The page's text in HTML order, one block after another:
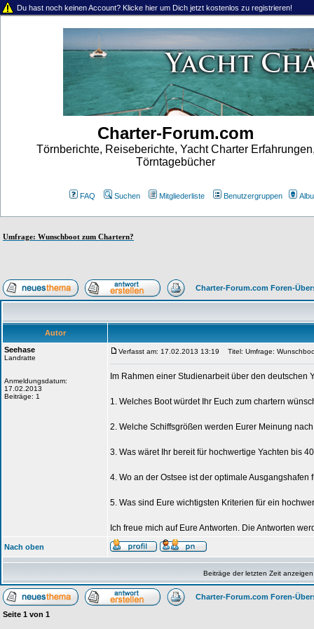
Du hast noch keinen Account? Klicke hier um Dich jetzt kostenlos zu registrieren!
Charter-Forum.com
Törnberichte, Reiseberichte, Yacht Charter
Törntagebücher
FAQ Suchen Mitgliederliste Benutzergruppen
Umfrage: Wunschboot zum Chartern?
Charter-Forum.com Foren-
Autor
Seehase
Landratte
Anmeldungsdatum:
17.02.2013
Beiträge: 1
Verfasst am: 17.02.2013 13:19 Titel: Umfrage:
Im Rahmen einer Studienarbeit über den deutschen
1. Welches Boot würdet Ihr Euch zum chartern
2. Welche Schiffsgrößen werden Eurer Meinung
3. Was wäret Ihr bereit für hochwertige Yachten bis
4. Wo an der Ostsee ist der optimale Ausgangshafen
5. Was sind Eure wichtigsten Kriterien für ein
Ich freue mich auf Eure Antworten. Die Antworten
Nach oben
Beiträge der letzten Zeit
Charter-Forum.com Foren-
Seite 1 von 1